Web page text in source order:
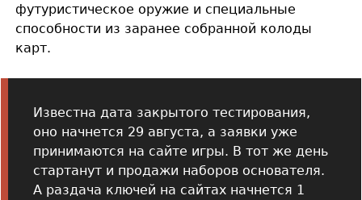
футуристическое оружие и специальные
способности из заранее собранной колоды
карт.
Известна дата закрытого тестирования,
оно начнется 29 августа, а заявки уже
принимаются на сайте игры. В тот же день
стартанут и продажи наборов основателя.
А раздача ключей на сайтах начнется 1